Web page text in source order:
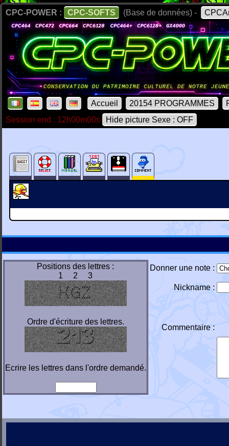
CPC-POWER : CPC-SOFTS (Base de données) -
Accueil 20154 PROGRAMMES
Session end : 12h00m00s
Hide picture Sexe : OFF
Positions des lettres :
1 2 3
Ordre d'écriture des lettres.
Ecrire les lettres dans l'ordre demandé.
Donner une note :
Nickname :
Commentaire :